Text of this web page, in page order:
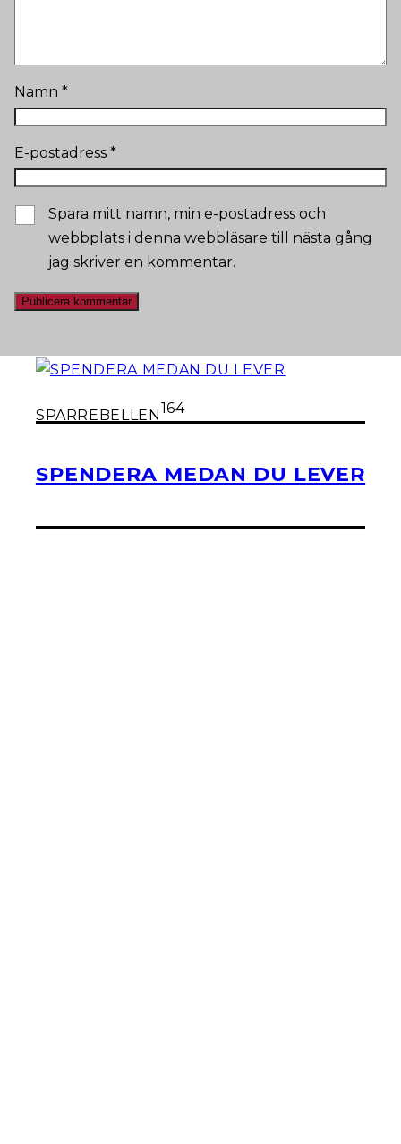
Namn *
E-postadress *
Spara mitt namn, min e-postadress och
webbplats i denna webbläsare till nästa gång
jag skriver en kommentar.
SPARREBELLEN164
SPENDERA MEDAN DU LEVER